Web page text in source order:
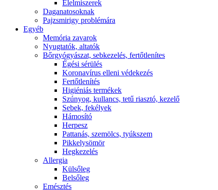
É́lelmiszerek
Daganatosoknak
Pajzsmirigy problémára
Egyéb
Memória zavarok
Nyugtatók, altatók
Bőrgyógyászat, sebkezelés, fertőtlenítes
É́gési sérülés
Koronavírus elleni védekezés
Fertőtlenítés
Higiéniás termékek
Szúnyog, kullancs, tetű riasztó, kezelő
Sebek, fekélyek
Hámosító
Herpesz
Pattanás, szemölcs, tyúkszem
Pikkelysömör
Hegkezelés
Allergia
Külsőleg
Belsőleg
Emésztés